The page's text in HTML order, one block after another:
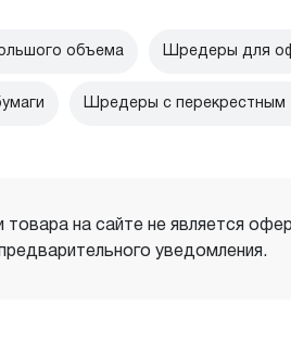
объема Шредеры для
Шредеры с перекрестным
товара на сайте не является
уведомления.